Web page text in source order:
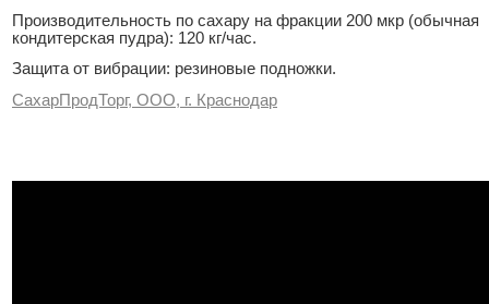
Производительность по сахару на фракции 200 мкр (обычная
кондитерская пудра): 120 кг/час.
Защита от вибрации: резиновые подножки.
СахарПродТорг, ООО, г. Краснодар